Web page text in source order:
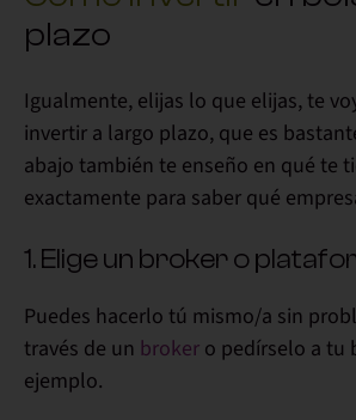
plazo
Igualmente, elijas lo que elijas, te
invertir a largo plazo, que es
abajo también te enseño en qué te
exactamente para saber qué
1. Elige un broker o
Puedes hacerlo tú mismo/a sin
través de un broker o pedírselo a tu
ejemplo.